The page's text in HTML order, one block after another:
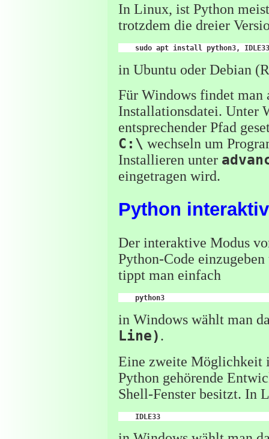
In Linux, ist Python
trotzdem die dreier
sudo apt install python3,
in Ubuntu oder Debian
Für Windows findet
Installationsdatei. Unter
entsprechender Pfad
C:\ wechseln um
Installieren unter
eingetragen wird.
Python interaktiv
Der interaktive Modus
Python-Code
tippt man einfach
in Windows wählt man
Line).
Eine zweite Möglichkeit
Python gehörende
Shell-Fenster besitzt. In